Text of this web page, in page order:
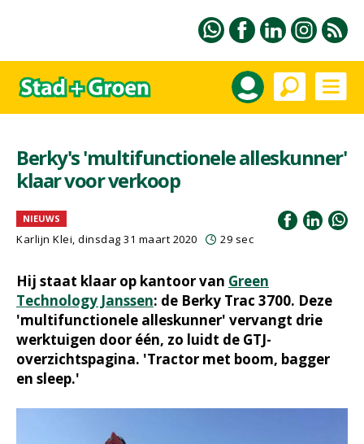
Berky's 'multifunctionele alleskunner'
klaar voor verkoop
NIEUWS
Karlijn Klei, dinsdag 31 maart 2020 29 sec
Hij staat klaar op kantoor van Green
Technology Janssen: de Berky Trac 3700. Deze
'multifunctionele alleskunner' vervangt drie
werktuigen door één, zo luidt de GTJ-
overzichtspagina. 'Tractor met boom, bagger
en sleep.'